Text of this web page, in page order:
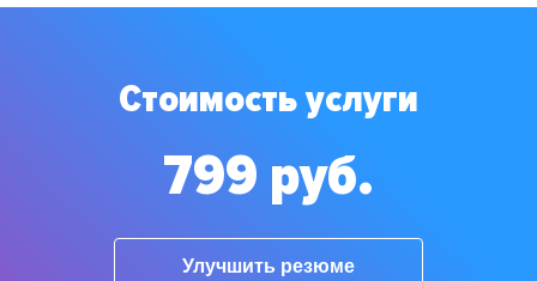
Стоимость услуги
799 руб.
Улучшить резюме